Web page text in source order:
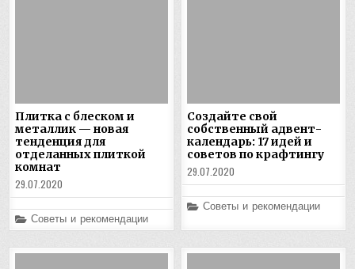
Плитка с блеском и
металлик — новая
тенденция для
отделанных плиткой
комнат
29.07.2020
Posted
in
Советы и рекомендации
Создайте свой
собственный адвент-
календарь: 17 идей и
советов по крафтингу
29.07.2020
Posted
Советы и рекомендации